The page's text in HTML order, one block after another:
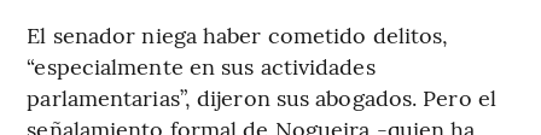
El senador niega haber cometido delitos,
“especialmente en sus actividades
parlamentarias”, dijeron sus abogados. Pero el
señalamiento formal de Nogueira -quien ha